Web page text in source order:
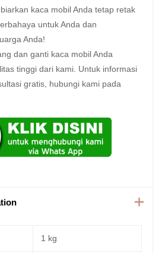
kaca mobil Anda tetap retak
untuk Anda dan
Anda!
dan ganti kaca mobil Anda
tinggi dari kami. Untuk informasi
gratis, hubungi kami pada
1 kg